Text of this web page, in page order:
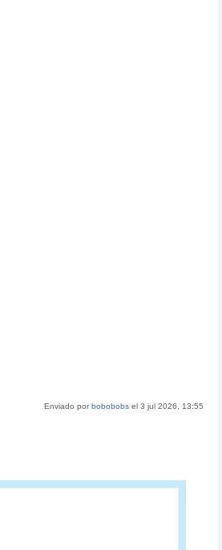
Enviado porbobobobs el 3 jul 2026, 13:55